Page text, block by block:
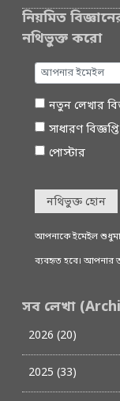
নিয়মিত
নথিভুক্ত করো
নতুন লেখার
সাধারণ বিজ্ঞপ্তি
পোস্টার
নথিভুক্ত হোন
আপনাকে ইমেইল
ব্যবহৃত হবে। আপনার
সব লেখা
2026 (20)
2025 (33)